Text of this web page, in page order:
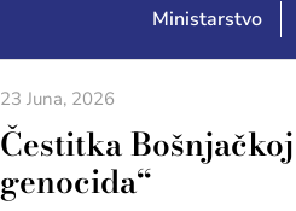
Ministarstvo
23 Juna, 2026
Čestitka
genocida“